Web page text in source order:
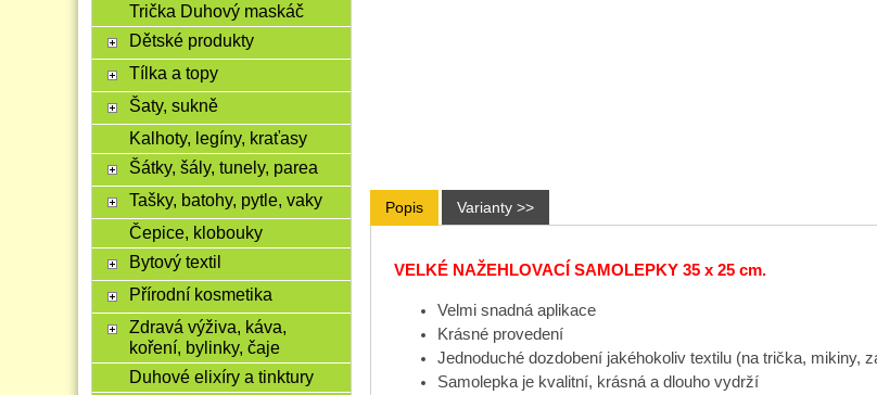
Popis Varianty >>
VELKÉ NAŽEHLOVACÍ SAMOLEPKY 35 x 25 cm.
Velmi snadná aplikace
Krásné provedení
Jednoduché dozdobení jakéhokoliv textilu (na trička, mikiny,
Samolepka je kvalitní, krásná a dlouho vydrží
Trička Duhový maskáč
Dětské produkty
Tílka a topy
Šaty, sukně
Kalhoty, legíny, kraťasy
Šátky, šály, tunely, parea
Tašky, batohy, pytle, vaky
Čepice, klobouky
Bytový textil
Přírodní kosmetika
Zdravá výživa, káva,
koření, bylinky, čaje
Duhové elixíry a tinktury